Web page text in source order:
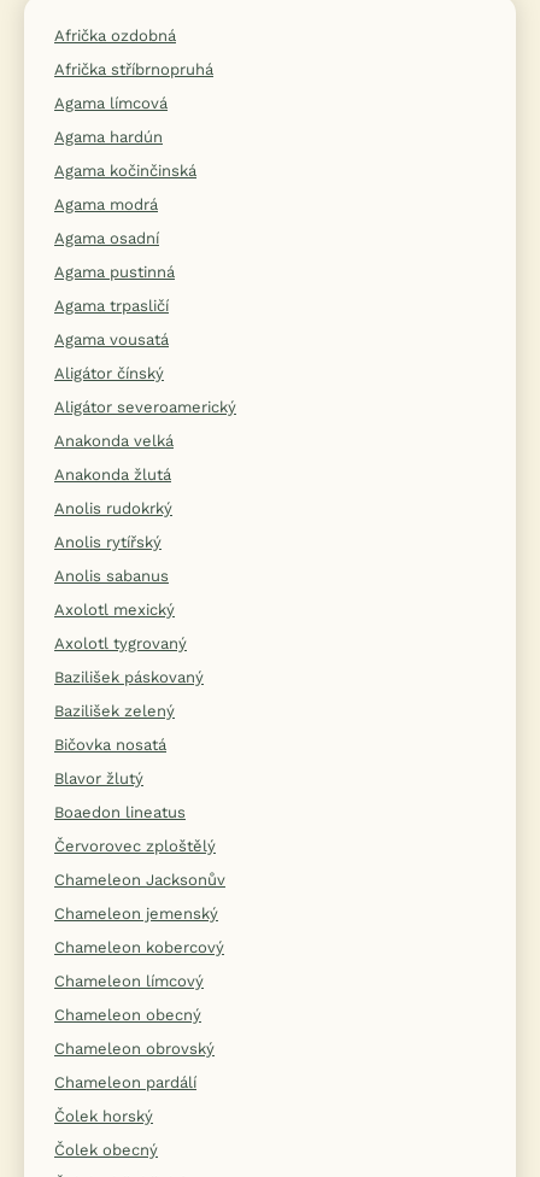
Afrička ozdobná
Afrička stříbrnopruhá
Agama límcová
Agama hardún
Agama kočinčinská
Agama modrá
Agama osadní
Agama pustinná
Agama trpasličí
Agama vousatá
Aligátor čínský
Aligátor severoamerický
Anakonda velká
Anakonda žlutá
Anolis rudokrký
Anolis rytířský
Anolis sabanus
Axolotl mexický
Axolotl tygrovaný
Bazilišek páskovaný
Bazilišek zelený
Bičovka nosatá
Blavor žlutý
Boaedon lineatus
Červorovec zploštělý
Chameleon Jacksonův
Chameleon jemenský
Chameleon kobercový
Chameleon límcový
Chameleon obecný
Chameleon obrovský
Chameleon pardálí
Čolek horský
Čolek obecný